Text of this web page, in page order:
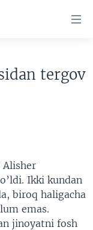
tergov
Ikki kundan
biroq haligacha
emas.
jinoyatni fosh